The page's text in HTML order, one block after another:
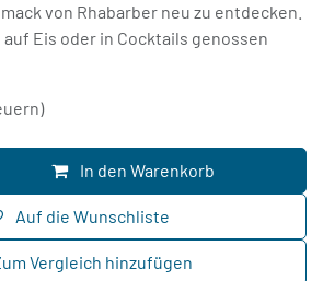
von Rhabarber neu zu entdecken.
auf Eis oder in Cocktails genossen
In den Warenkorb
Vergleich hinzufügen
Auf die Wunschliste